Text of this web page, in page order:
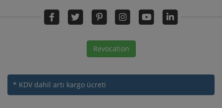
Revocation
* KDV dahil artı kargo ücreti